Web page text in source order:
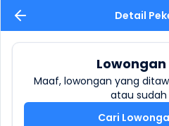
Detail
Maaf, lowongan yang
atau
Cari